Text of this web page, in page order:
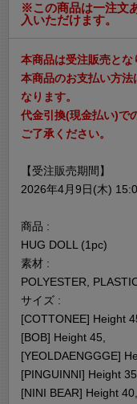
※この商品は一注文
入いただけます。
本商品は受注販売とな
本商品のお支払い方法
なります。
代金引換(現金払い)で
ご了承ください。
【受注販売期間】
2026年4月9日(木)
商品 :
HUG DOLL (1pc)
素材 :
POLYESTER,
サイズ :
[COTTONEE] Height
[BOB] Height 45,
[YEOLDAENGGGE]
[PINGUINNI] Height 35,
[NINI BEAR] Height 40,